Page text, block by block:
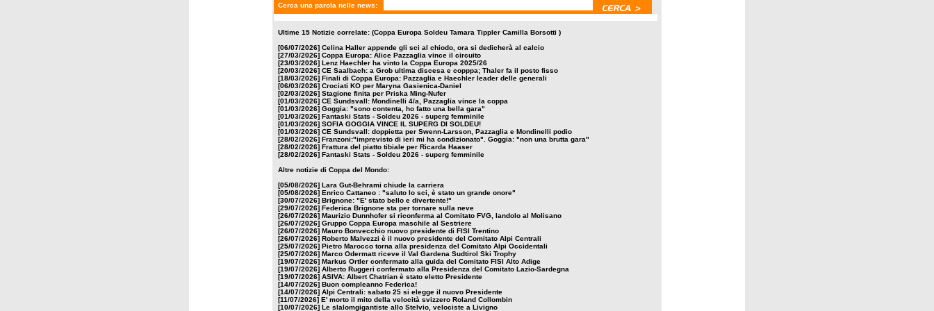
Cerca una parola nelle news:
Ultime 15 Notizie correlate: (Coppa Europa Soldeu Tamara Tippler Camilla Borsotti )
[06/07/2026] Celina Haller appende gli sci al chiodo, ora si dedicherà al calcio
[27/03/2026] Coppa Europa: Alice Pazzaglia vince il circuito
[23/03/2026] Lenz Haechler ha vinto la Coppa Europa 2025/26
[20/03/2026] CE Saalbach: a Grob ultima discesa e copppa; Thaler fa il posto fisso
[18/03/2026] Finali di Coppa Europa: Pazzaglia e Haechler leader delle generali
[06/03/2026] Crociati KO per Maryna Gasienica-Daniel
[02/03/2026] Stagione finita per Priska Ming-Nufer
[01/03/2026] CE Sundsvall: Mondinelli 4/a, Pazzaglia vince la coppa
[01/03/2026] Goggia: "sono contenta, ho fatto una bella gara"
[01/03/2026] Fantaski Stats - Soldeu 2026 - superg femminile
[01/03/2026] SOFIA GOGGIA VINCE IL SUPERG DI SOLDEU!
[01/03/2026] CE Sundsvall: doppietta per Swenn-Larsson, Pazzaglia e Mondinelli podio
[28/02/2026] Franzoni:"imprevisto di ieri mi ha condizionato". Goggia: "non una brutta gara"
[28/02/2026] Frattura del piatto tibiale per Ricarda Haaser
[28/02/2026] Fantaski Stats - Soldeu 2026 - superg femminile
Altre notizie di Coppa del Mondo:
[05/08/2026] Lara Gut-Behrami chiude la carriera
[05/08/2026] Enrico Cattaneo : "saluto lo sci, è stato un grande onore"
[30/07/2026] Brignone: "E' stato bello e divertente!"
[29/07/2026] Federica Brignone sta per tornare sulla neve
[26/07/2026] Maurizio Dunnhofer si riconferma al Comitato FVG, Iandolo al Molisano
[26/07/2026] Gruppo Coppa Europa maschile al Sestriere
[26/07/2026] Mauro Bonvecchio nuovo presidente di FISI Trentino
[26/07/2026] Roberto Malvezzi è il nuovo presidente del Comitato Alpi Centrali
[25/07/2026] Pietro Marocco torna alla presidenza del Comitato Alpi Occidentali
[25/07/2026] Marco Odermatt riceve il Val Gardena Sudtirol Ski Trophy
[19/07/2026] Markus Ortler confermato alla guida del Comitato FISI Alto Adige
[19/07/2026] Alberto Ruggeri confermato alla Presidenza del Comitato Lazio-Sardegna
[19/07/2026] ASIVA: Albert Chatrian è stato eletto Presidente
[14/07/2026] Buon compleanno Federica!
[14/07/2026] Alpi Centrali: sabato 25 si elegge il nuovo Presidente
[11/07/2026] E' morto il mito della velocità svizzero Roland Collombin
[10/07/2026] Le slalomgigantiste allo Stelvio, velociste a Livigno